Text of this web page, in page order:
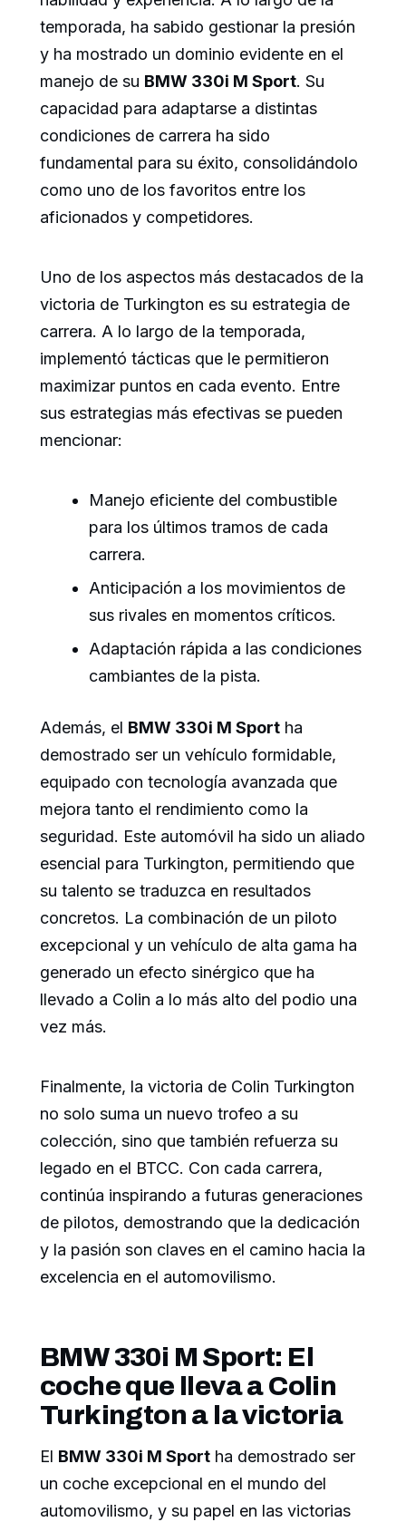
temporada, ha sabido gestionar la presión
y ha mostrado un dominio evidente en el
manejo de su BMW 330i M Sport. Su
capacidad para adaptarse a distintas
condiciones de carrera ha sido
fundamental para su éxito, consolidándolo
como uno de los favoritos entre los
aficionados y competidores.
Uno de los aspectos más destacados de la
victoria de Turkington es su estrategia de
carrera. A lo largo de la temporada,
implementó tácticas que le permitieron
maximizar puntos en cada evento. Entre
sus estrategias más efectivas se pueden
mencionar:
Manejo eficiente del combustible
para los últimos tramos de cada
carrera.
Anticipación a los movimientos de
sus rivales en momentos críticos.
Adaptación rápida a las condiciones
cambiantes de la pista.
Además, el BMW 330i M Sport ha
demostrado ser un vehículo formidable,
equipado con tecnología avanzada que
mejora tanto el rendimiento como la
seguridad. Este automóvil ha sido un aliado
esencial para Turkington, permitiendo que
su talento se traduzca en resultados
concretos. La combinación de un piloto
excepcional y un vehículo de alta gama ha
generado un efecto sinérgico que ha
llevado a Colin a lo más alto del podio una
vez más.
Finalmente, la victoria de Colin Turkington
no solo suma un nuevo trofeo a su
colección, sino que también refuerza su
legado en el BTCC. Con cada carrera,
continúa inspirando a futuras generaciones
de pilotos, demostrando que la dedicación
y la pasión son claves en el camino hacia la
excelencia en el automovilismo.
BMW 330i M Sport: El
coche que lleva a Colin
Turkington a la victoria
El BMW 330i M Sport ha demostrado ser
un coche excepcional en el mundo del
automovilismo, y su papel en las victorias